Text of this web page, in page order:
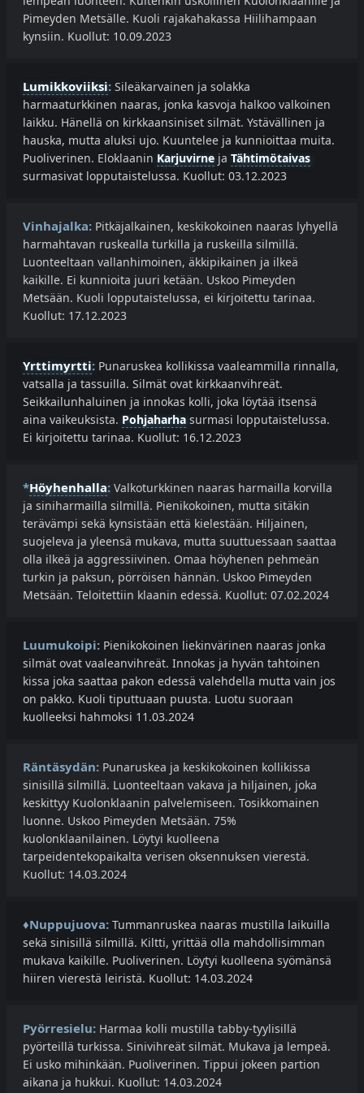
Pimeyden Metsälle. Kuoli rajakahakassa Hiilihampaan
kynsiin. Kuollut: 10.09.2023
Lumikkoviiksi: Sileäkarvainen ja solakka
harmaaturkkinen naaras, jonka kasvoja halkoo valkoinen
laikku. Hänellä on kirkkaansiniset silmät. Ystävällinen ja
hauska, mutta aluksi ujo. Kuuntelee ja kunnioittaa muita.
Puoliverinen. Eloklaanin Karjuvirne ja Tähtimötaivas
surmasivat lopputaistelussa. Kuollut: 03.12.2023
Vinhajalka: Pitkäjalkainen, keskikokoinen naaras lyhyellä
harmahtavan ruskealla turkilla ja ruskeilla silmillä.
Luonteeltaan vallanhimoinen, äkkipikainen ja ilkeä
kaikille. Ei kunnioita juuri ketään. Uskoo Pimeyden
Metsään. Kuoli lopputaistelussa, ei kirjoitettu tarinaa.
Kuollut: 17.12.2023
Yrttimyrtti: Punaruskea kollikissa vaaleammilla rinnalla,
vatsalla ja tassuilla. Silmät ovat kirkkaanvihreät.
Seikkailunhaluinen ja innokas kolli, joka löytää itsensä
aina vaikeuksista. Pohjaharha surmasi lopputaistelussa.
Ei kirjoitettu tarinaa. Kuollut: 16.12.2023
*Höyhenhalla: Valkoturkkinen naaras harmailla korvilla
ja siniharmailla silmillä. Pienikokoinen, mutta sitäkin
terävämpi sekä kynsistään että kielestään. Hiljainen,
suojeleva ja yleensä mukava, mutta suuttuessaan saattaa
olla ilkeä ja aggressiivinen. Omaa höyhenen pehmeän
turkin ja paksun, pörröisen hännän. Uskoo Pimeyden
Metsään. Teloitettiin klaanin edessä. Kuollut: 07.02.2024
Luumukoipi: Pienikokoinen liekinvärinen naaras jonka
silmät ovat vaaleanvihreät. Innokas ja hyvän tahtoinen
kissa joka saattaa pakon edessä valehdella mutta vain jos
on pakko. Kuoli tiputtuaan puusta. Luotu suoraan
kuolleeksi hahmoksi 11.03.2024
Räntäsydän: Punaruskea ja keskikokoinen kollikissa
sinisillä silmillä. Luonteeltaan vakava ja hiljainen, joka
keskittyy Kuolonklaanin palvelemiseen. Tosikkomainen
luonne. Uskoo Pimeyden Metsään. 75%
kuolonklaanilainen. Löytyi kuolleena
tarpeidentekopaikalta verisen oksennuksen vierestä.
Kuollut: 14.03.2024
♦Nuppujuova: Tummanruskea naaras mustilla laikuilla
sekä sinisillä silmillä. Kiltti, yrittää olla mahdollisimman
mukava kaikille. Puoliverinen. Löytyi kuolleena syömänsä
hiiren vierestä leiristä. Kuollut: 14.03.2024
Pyörresielu: Harmaa kolli mustilla tabby-tyylisillä
pyörteillä turkissa. Sinivihreät silmät. Mukava ja lempeä.
Ei usko mihinkään. Puoliverinen. Tippui jokeen partion
aikana ja hukkui. Kuollut: 14.03.2024